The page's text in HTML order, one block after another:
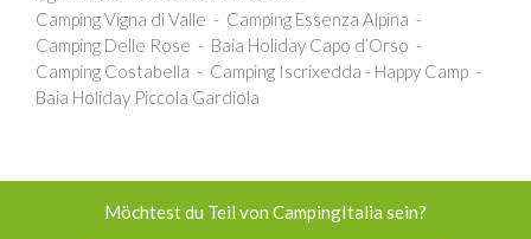
Camping Vigna di Valle
Camping Essenza Alpina
Camping Delle Rose
Baia Holiday Capo d’Orso
Camping Costabella
Camping Iscrixedda - Happy Camp
Baia Holiday Piccola Gardiola
Möchtest du Teil von CampingItalia sein?